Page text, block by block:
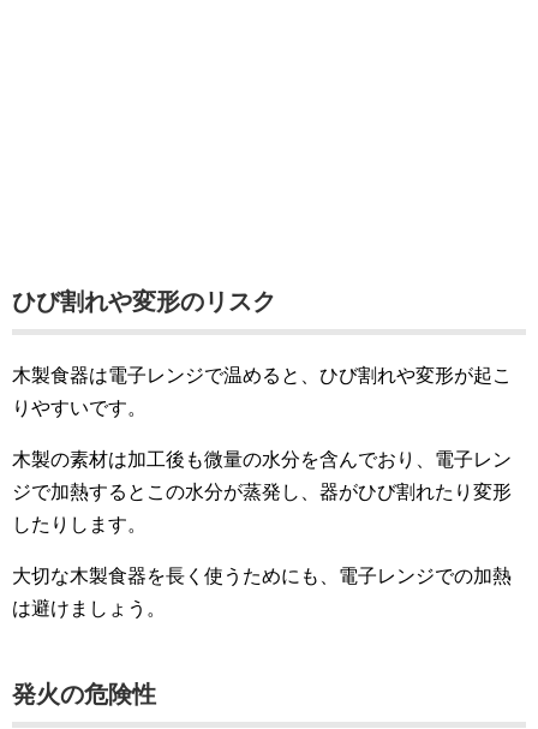
ひび割れや変形のリスク
木製食器は電子レンジで温めると、ひび割れや変形が起こ
りやすいです。
木製の素材は加工後も微量の水分を含んでおり、電子レン
ジで加熱するとこの水分が蒸発し、器がひび割れたり変形
したりします。
大切な木製食器を長く使うためにも、電子レンジでの加熱
は避けましょう。
発火の危険性